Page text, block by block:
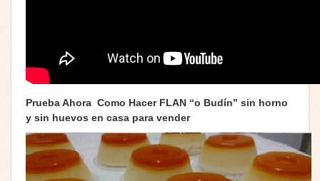
Prueba Ahora Como Hacer FLAN “o Budín” sin horno
y sin huevos en casa para vender